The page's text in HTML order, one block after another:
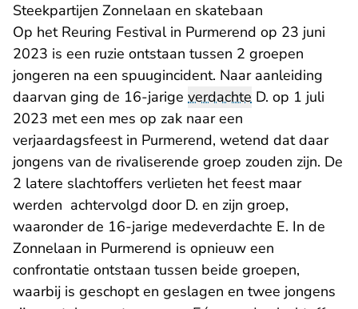
Steekpartijen Zonnelaan en skatebaan
Op het Reuring Festival in Purmerend op 23 juni
2023 is een ruzie ontstaan tussen 2 groepen
jongeren na een spuugincident. Naar aanleiding
daarvan ging de 16-jarige verdachte D. op 1 juli
2023 met een mes op zak naar een
verjaardagsfeest in Purmerend, wetend dat daar
jongens van de rivaliserende groep zouden zijn. De
2 latere slachtoffers verlieten het feest maar
werden achtervolgd door D. en zijn groep,
waaronder de 16-jarige medeverdachte E. In de
Zonnelaan in Purmerend is opnieuw een
confrontatie ontstaan tussen beide groepen,
waarbij is geschopt en geslagen en twee jongens